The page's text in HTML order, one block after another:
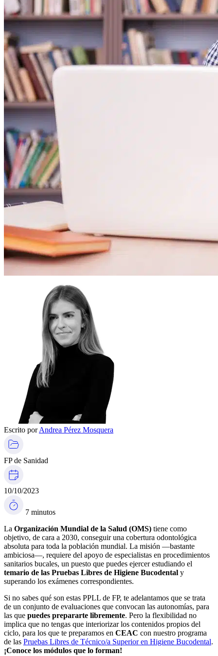
Escrito porAndrea Pérez Mosquera
FP de Sanidad
10/10/2023
7 minutos
La Organización Mundial de la Salud (OMS) tiene como
objetivo, de cara a 2030, conseguir una cobertura odontológica
absoluta para toda la población mundial. La misión —bastante
ambiciosa—, requiere del apoyo de especialistas en procedimientos
sanitarios bucales, un puesto que puedes ejercer estudiando el
temario de las Pruebas Libres de Higiene Bucodental y
superando los exámenes correspondientes.
Si no sabes qué son estas PPLL de FP, te adelantamos que se trata
de un conjunto de evaluaciones que convocan las autonomías, para
las que puedes prepararte libremente. Pero la flexibilidad no
implica que no tengas que interiorizar los contenidos propios del
ciclo, para los que te preparamos en CEAC con nuestro programa
de las Pruebas Libres de Técnico/a Superior en Higiene Bucodental.
¡Conoce los módulos que lo forman!